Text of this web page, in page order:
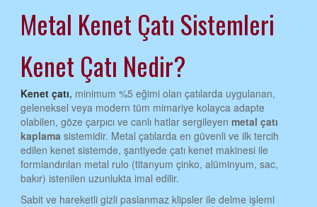
AYDIN KENET ÇATI
BALIKESİR KENET ÇATI
BİLECİK KENET ÇATI
BİNGÖL KENET ÇATI
BİTLİS KENET ÇATI
BOLU KENET ÇATI
BURDUR KENET ÇATI
Metal Kenet Çatı Sistemleri
Kenet Çatı Nedir?
Kenet çatı, minimum %5 eğimi olan çatılarda uygulanan,
geleneksel veya modern tüm mimariye kolayca adapte
olabilen, göze çarpıcı ve canlı hatlar sergileyenmetal çatı
kaplamasistemidir. Metal çatılarda en güvenli ve ilk tercih
edilen kenet sistemde, şantiyede çatı kenet makinesi ile
formlandırılan metal rulo (titanyum çinko, alüminyum, sac,
bakır) istenilen uzunlukta imal edilir.
Sabit ve hareketli gizli paslanmaz klipsler ile delme işlemi